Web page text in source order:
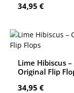
Regulärer Preis:
34,95 €
Lime Hibiscus –
Original Flip
Regulärer Preis:
34,95 €